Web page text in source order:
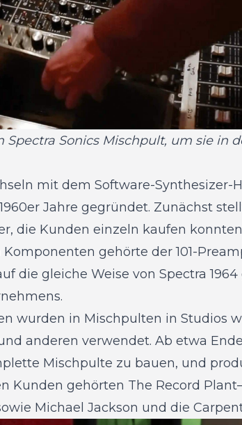
Sonics Mischpult, um sie in
mit dem Software-Synthesizer-
Jahre gegründet. Zunächst
die Kunden einzeln kaufen
gehörte der 101-
die gleiche Weise von Spectra
wurden in Mischpulten in Studios
anderen verwendet. Ab etwa
Mischpulte zu bauen, und
Kunden gehörten The Record
Michael Jackson und die